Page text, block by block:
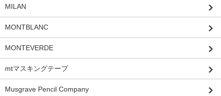
MILAN
MONTBLANC
MONTEVERDE
mtマスキングテープ
Musgrave Pencil Company